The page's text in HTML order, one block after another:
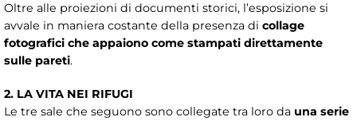
Oltre alle proiezioni di documenti storici, l’esposizione si
avvale in maniera costante della presenza di collage
fotografici che appaiono come stampati direttamente
sulle pareti.
2. LA VITA NEI RIFUGI
Le tre sale che seguono sono collegate tra loro da una serie